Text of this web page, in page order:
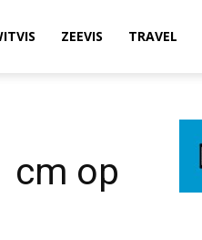
ZEEVIS TRAVEL
cm op